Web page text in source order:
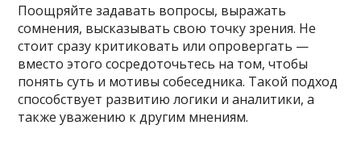
Поощряйте задавать вопросы, выражать
сомнения, высказывать свою точку зрения. Не
стоит сразу критиковать или опровергать —
вместо этого сосредоточьтесь на том, чтобы
понять суть и мотивы собеседника. Такой подход
способствует развитию логики и аналитики, а
также уважению к другим мнениям.